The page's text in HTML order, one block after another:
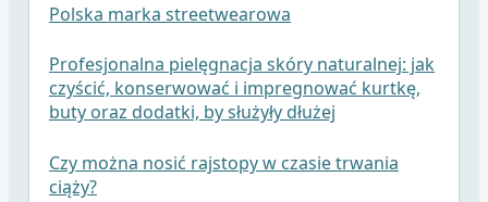
Polska marka streetwearowa
Profesjonalna pielęgnacja skóry naturalnej: jak
czyścić, konserwować i impregnować kurtkę,
buty oraz dodatki, by służyły dłużej
Czy można nosić rajstopy w czasie trwania
ciąży?